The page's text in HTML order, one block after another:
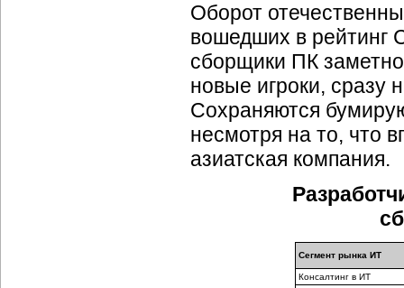
Оборот
вошедших в рейтинг
сборщики ПК
новые игроки, сразу
Сохраняются
несмотря на то, что
азиатская компания.
Сегмент рынка ИТ
Консалтинг в ИТ